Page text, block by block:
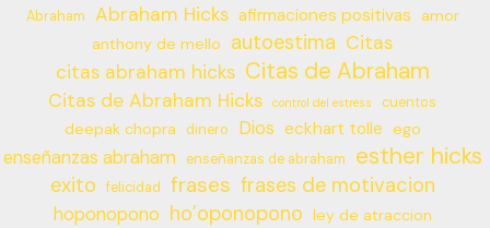
Abraham Abraham Hicks afirmaciones positivas
amor
anthony de mello
autoestima Citas
citas abraham hicks Citas de Abraham
Citas de Abraham Hicks control del estress cuentos
deepak chopra dinero Dios eckhart tolle ego
enseñanzas abraham enseñanzas de abraham esther hicks
exito felicidad frases frases de motivacion
hoponopono ho’oponopono ley de atraccion